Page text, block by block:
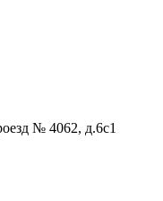
№ 4062, д.6с1